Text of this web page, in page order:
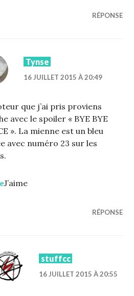
RÉPONSE
Tynse
16 JUILLET 2015 À 20:49
que j’ai pris proviens
avec le spoiler « BYE BYE
». La mienne est un bleu
avec numéro 23 sur les
J’aime
RÉPONSE
stuffcc
16 JUILLET 2015 À 20:55